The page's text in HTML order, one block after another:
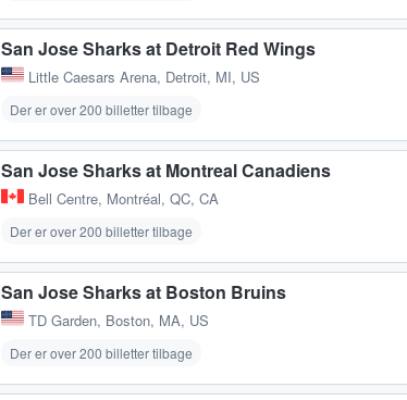
San Jose Sharks at Detroit Red Wings
Little Caesars Arena, Detroit, MI, US
Der er over 200 billetter tilbage
San Jose Sharks at Montreal Canadiens
Bell Centre, Montréal, QC, CA
Der er over 200 billetter tilbage
San Jose Sharks at Boston Bruins
TD Garden, Boston, MA, US
Der er over 200 billetter tilbage